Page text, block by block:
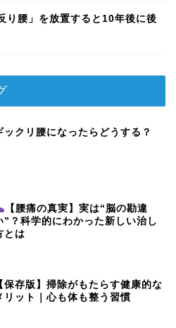
り腰」を放置すると10年後に後
ックリ腰になったらどうする？
【腰痛の真実】実は“脳の勘違
”？科学的にわかった新しい治し
とは
保存版】掃除がもたらす健康的な
リット｜心も体も整う習慣